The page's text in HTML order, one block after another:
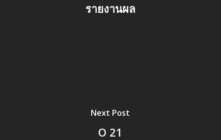
รายงานผล
Next Post
O 21